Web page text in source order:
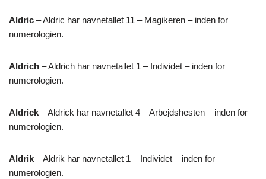
Aldric – Aldric har navnetallet 11 – Magikeren – inden for
numerologien.
Aldrich – Aldrich har navnetallet 1 – Individet – inden for
numerologien.
Aldrick – Aldrick har navnetallet 4 – Arbejdshesten – inden for
numerologien.
Aldrik – Aldrik har navnetallet 1 – Individet – inden for
numerologien.